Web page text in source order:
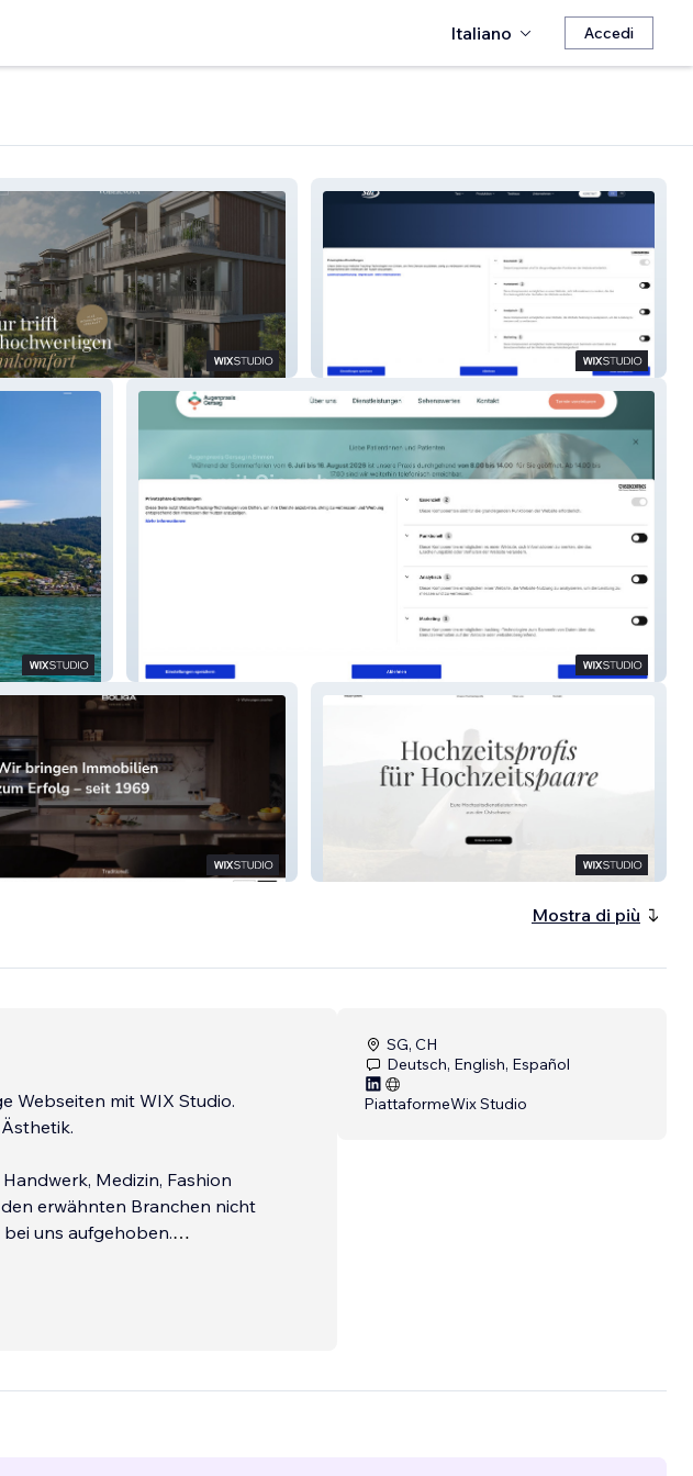
Italiano Accedi
– Immobilien SQC AG
Augenpraxis Gersag AG – Medizin
AG – Immobilien
Mostra di più
Webseiten mit WIX Studio.
Medizin, Fashion
erwähnten Branchen nicht
uns aufgehoben.
...
SG, CH
Deutsch, English, Español
PiattaformeWix Studio